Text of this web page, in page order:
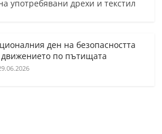
употребявани дрехи и текстил
ден на безопасността
по пътищата